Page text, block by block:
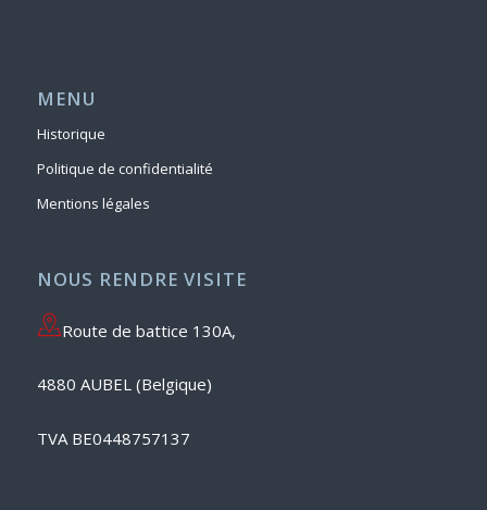
MENU
Historique
Politique de confidentialité
Mentions légales
NOUS RENDRE VISITE
Route de battice 130A,
4880 AUBEL (Belgique)
TVA BE0448757137